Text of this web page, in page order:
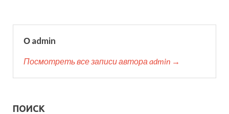
О admin
Посмотреть все записи автора admin →
ПОИСК